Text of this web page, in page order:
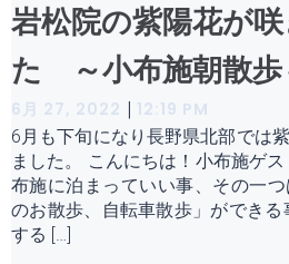
岩松院の紫陽花が
た ～小布施朝散歩
6月 27, 2022 | 12:19 PM
6月も下旬になり長野県北部では
ました。 こんにちは！小布施ゲ
布施に泊まっていい事、その一
のお散歩、自転車散歩」ができる
する […]